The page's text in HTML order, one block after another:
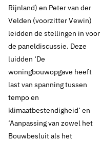
Thema's:
Drinkwaterbronnen
Rijnland) en Peter van der
Velden (voorzitter Vewin)
leidden de stellingen in voor
de paneldiscussie. Deze
luidden ‘De
woningbouwopgave heeft
last van spanning tussen
tempo en
klimaatbestendigheid’ en
‘Aanpassing van zowel het
Bouwbesluit als het